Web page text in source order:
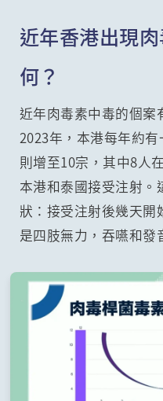
近年香港出現
何？
近年肉毒素中毒的個案
2023年，本港每年約
則增至10宗，其中8人
本港和泰國接受注射。
狀：接受注射後幾天開
是四肢無力，吞嚥和發